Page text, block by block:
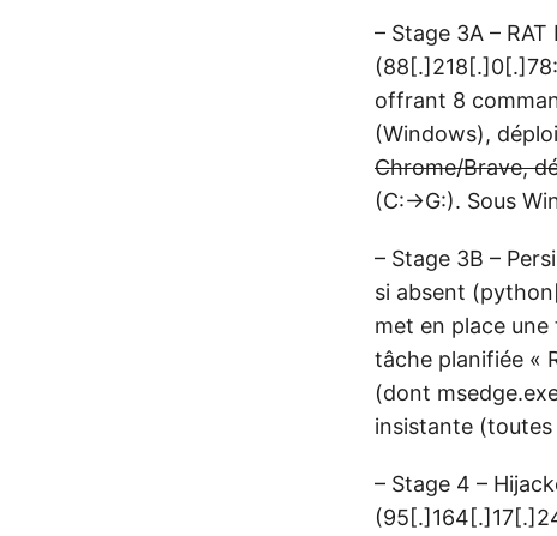
– Stage 3A –
offrant 8
(Windows),
Chrome/Brave,
(C:→G:). Sous
– Stage 3B –
si absent
met en place
tâche planifiée «
(dont
insistante (toutes
– Stage 4 –